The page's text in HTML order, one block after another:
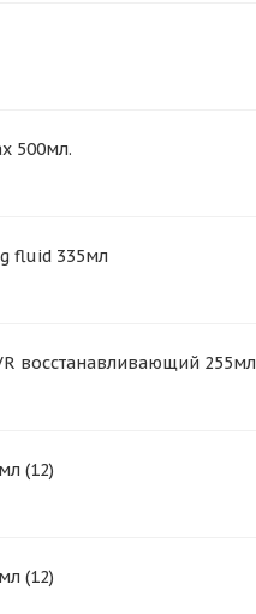
500мл.
fluid 335мл
восстанавливающий 255мл
(12)
(12)